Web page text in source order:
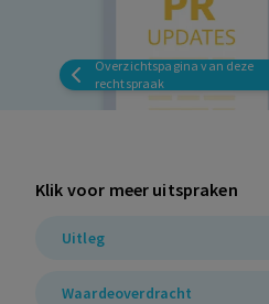
Overzichtspagina van deze
rechtspraak
Klik voor meer uitspraken
Uitleg
Waardeoverdracht